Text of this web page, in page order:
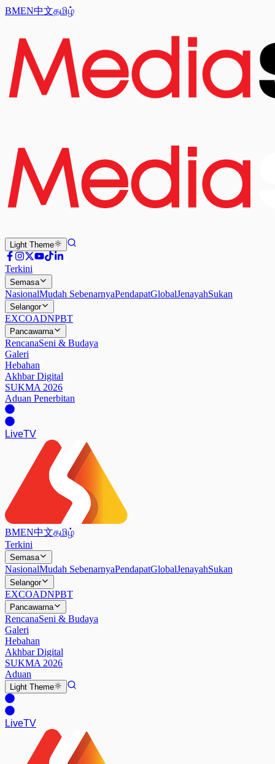
BMEN中文தமிழ்
Light Theme
Terkini
Semasa
NasionalMudah SebenarnyaPendapatGlobalJenayahSukan
Selangor
EXCOADNPBT
Pancawarna
RencanaSeni & Budaya
Galeri
Hebahan
Akhbar Digital
SUKMA 2026
Aduan Penerbitan
LiveTV
BMEN中文தமிழ்
Terkini
Semasa
NasionalMudah SebenarnyaPendapatGlobalJenayahSukan
Selangor
EXCOADNPBT
Pancawarna
RencanaSeni & Budaya
Galeri
Hebahan
Akhbar Digital
SUKMA 2026
Aduan
Light Theme
LiveTV